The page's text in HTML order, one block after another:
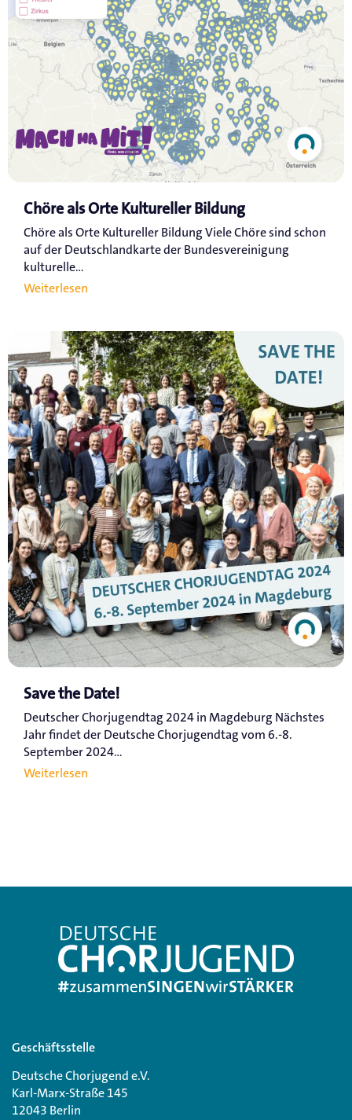
Chöre als Orte Kultureller Bildung
Chöre als Orte Kultureller Bildung Viele Chöre sind schon
auf der Deutschlandkarte der Bundesvereinigung
kulturelle...
Weiterlesen
Save the Date!
Deutscher Chorjugendtag 2024 in Magdeburg Nächstes
Jahr findet der Deutsche Chorjugendtag vom 6.-8.
September 2024...
Weiterlesen
Geschäftsstelle
Deutsche Chorjugend e.V.
Karl-Marx-Straße 145
12043 Berlin